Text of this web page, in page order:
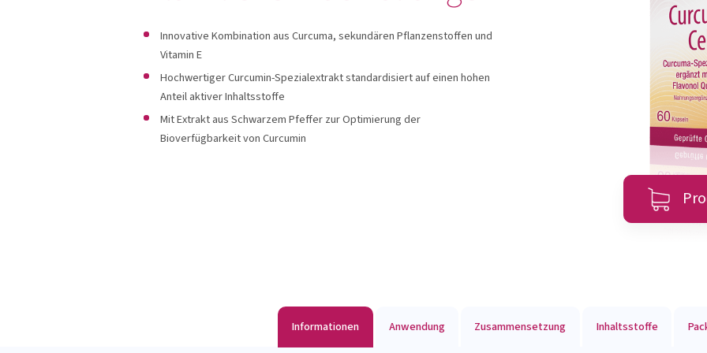
Produkte anzeigen
Innovative Kombination aus Curcuma, sekundären Pflanzenstoffen und
Vitamin E
Hochwertiger Curcumin-Spezialextrakt standardisiert auf einen hohen
Anteil aktiver Inhaltsstoffe
Mit Extrakt aus Schwarzem Pfeffer zur Optimierung der
Bioverfügbarkeit von Curcumin
Informationen Anwendung Zusammensetzung Inhaltsstoffe